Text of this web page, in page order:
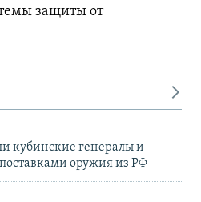
защиты от
кубинские генералы и
оружия из РФ